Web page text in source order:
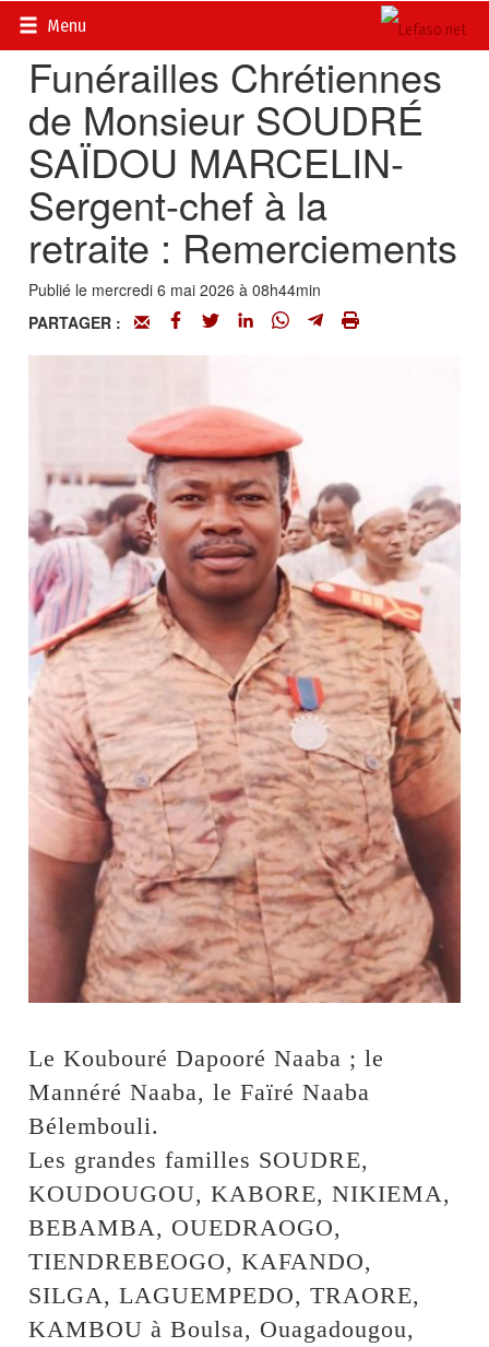
Menu
Accueil>
Funérailles Chrétiennes
de Monsieur SOUDRÉ
SAÏDOU MARCELIN-
Sergent-chef à la
retraite : Remerciements
Publié le mercredi 6 mai 2026 à 08h44min
PARTAGER :
Le Koubouré Dapooré Naaba ; le
Mannéré Naaba, le Faïré Naaba
Bélembouli.
Les grandes familles SOUDRE,
KOUDOUGOU, KABORE, NIKIEMA,
BEBAMBA, OUEDRAOGO,
TIENDREBEOGO, KAFANDO,
SILGA, LAGUEMPEDO, TRAORE,
KAMBOU à Boulsa, Ouagadougou,